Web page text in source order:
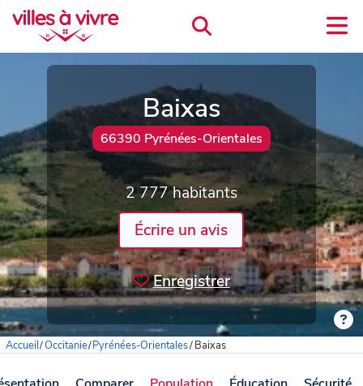
Baixas
66390 Pyrénées-Orientales
2 777 habitants
Écrire un avis
Enregistrer
Accueil/Occitanie/Pyrénées-Orientales/Baixas